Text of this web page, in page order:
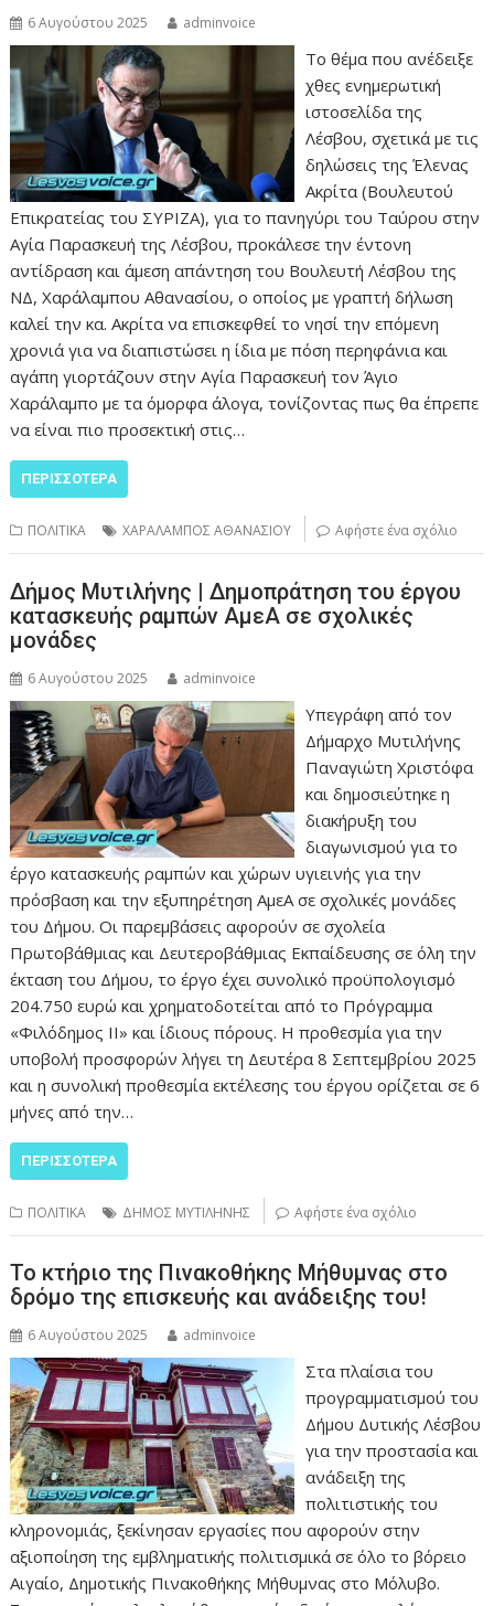
6 Αυγούστου 2025 adminvoice
Το θέμα που ανέδειξε
χθες ενημερωτική
ιστοσελίδα της
Λέσβου, σχετικά με τις
δηλώσεις της Έλενας
Ακρίτα (Βουλευτού
Επικρατείας του ΣΥΡΙΖΑ), για το πανηγύρι του Ταύρου στην
Αγία Παρασκευή της Λέσβου, προκάλεσε την έντονη
αντίδραση και άμεση απάντηση του Βουλευτή Λέσβου της
ΝΔ, Χαράλαμπου Αθανασίου, ο οποίος με γραπτή δήλωση
καλεί την κα. Ακρίτα να επισκεφθεί το νησί την επόμενη
χρονιά για να διαπιστώσει η ίδια με πόση περηφάνια και
αγάπη γιορτάζουν στην Αγία Παρασκευή τον Άγιο
Χαράλαμπο με τα όμορφα άλογα, τονίζοντας πως θα έπρεπε
να είναι πιο προσεκτική στις…
ΠΕΡΙΣΣΌΤΕΡΑ
ΠΟΛΙΤΙΚΑ ΧΑΡΑΛΑΜΠΟΣ ΑΘΑΝΑΣΙΟΥ Αφήστε ένα σχόλιο
Δήμος Μυτιλήνης | Δημοπράτηση του έργου
κατασκευής ραμπών ΑμεΑ σε σχολικές
μονάδες
6 Αυγούστου 2025 adminvoice
Υπεγράφη από τον
Δήμαρχο Μυτιλήνης
Παναγιώτη Χριστόφα
και δημοσιεύτηκε η
διακήρυξη του
διαγωνισμού για το
έργο κατασκευής ραμπών και χώρων υγιεινής για την
πρόσβαση και την εξυπηρέτηση ΑμεΑ σε σχολικές μονάδες
του Δήμου. Οι παρεμβάσεις αφορούν σε σχολεία
Πρωτοβάθμιας και Δευτεροβάθμιας Εκπαίδευσης σε όλη την
έκταση του Δήμου, το έργο έχει συνολικό προϋπολογισμό
204.750 ευρώ και χρηματοδοτείται από το Πρόγραμμα
«Φιλόδημος ΙΙ» και ίδιους πόρους. Η προθεσμία για την
υποβολή προσφορών λήγει τη Δευτέρα 8 Σεπτεμβρίου 2025
και η συνολική προθεσμία εκτέλεσης του έργου ορίζεται σε 6
μήνες από την…
ΠΕΡΙΣΣΌΤΕΡΑ
ΠΟΛΙΤΙΚΑ ΔΗΜΟΣ ΜΥΤΙΛΗΝΗΣ Αφήστε ένα σχόλιο
Το κτήριο της Πινακοθήκης Μήθυμνας στο
δρόμο της επισκευής και ανάδειξης του!
6 Αυγούστου 2025 adminvoice
Στα πλαίσια του
προγραμματισμού του
Δήμου Δυτικής Λέσβου
για την προστασία και
ανάδειξη της
πολιτιστικής του
κληρονομιάς, ξεκίνησαν εργασίες που αφορούν στην
αξιοποίηση της εμβληματικής πολιτισμικά σε όλο το βόρειο
Αιγαίο, Δημοτικής Πινακοθήκης Μήθυμνας στο Μόλυβο.